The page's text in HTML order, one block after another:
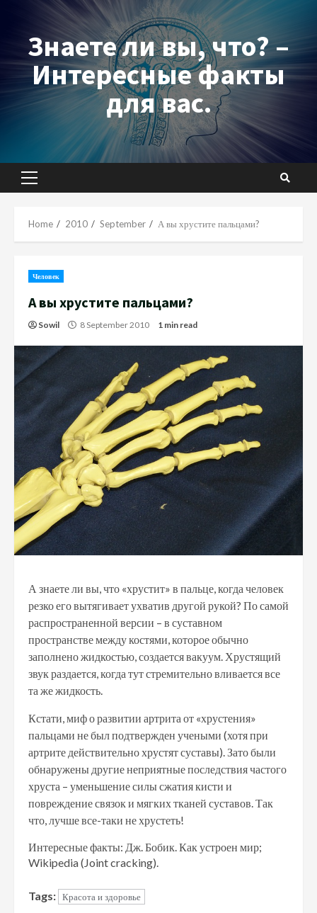
contentЗнаете ли вы, что? –
Интересные факты
для вас.
Primary
Home 2010 September А вы хрустите пальцами?
Человек
А вы хрустите пальцами?
Sowil 8 September 2010 1 min read
А знаете ли вы, что «хрустит» в пальце, когда человек
резко его вытягивает ухватив другой рукой? По самой
распространенной версии – в суставном
пространстве между костями, которое обычно
заполнено жидкостью, создается вакуум. Хрустящий
звук раздается, когда тут стремительно вливается все
та же жидкость.
Кстати, миф о развитии артрита от «хрустения»
пальцами не был подтвержден учеными (хотя при
артрите действительно хрустят суставы). Зато были
обнаружены другие неприятные последствия частого
хруста – уменьшение силы сжатия кисти и
повреждение связок и мягких тканей суставов. Так
что, лучше все-таки не хрустеть!
Интересные факты: Дж. Бобик. Как устроен мир;
Wikipedia (Joint cracking).
Tags: Красота и здоровье